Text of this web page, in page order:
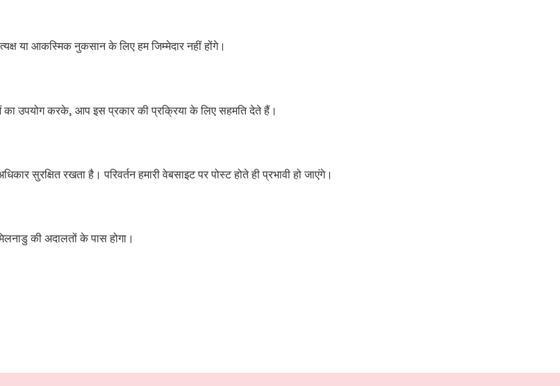
या आकस्मिक नुकसान के लिए हम जिम्मेदार नहीं होंगे।
का उपयोग करके, आप इस प्रकार की प्रक्रिया के लिए सहमति देते हैं।
सुरक्षित रखता है। परिवर्तन हमारी वेबसाइट पर पोस्ट होते ही प्रभावी हो जाएंगे।
की अदालतों के पास होगा।